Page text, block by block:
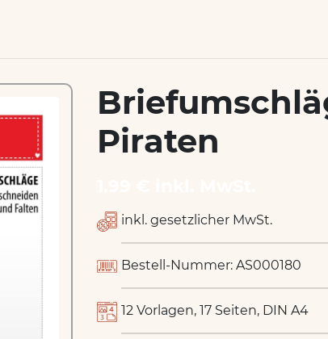
Piraten
inkl. gesetzlicher MwSt.
Bestell-Nummer: AS000180
12 Vorlagen, 17 Seiten, DIN A4